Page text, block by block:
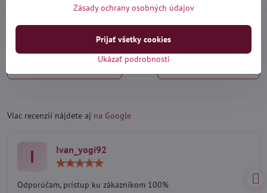
Diskusia 0
Viac recenzií nájdete aj na Google
I Ivan_yogi92
5
Odporúčam, prístup ku zákazníkom 100%
Zásady ochrany osobných údajov
Ukázať podrobnosti
Prijať všetky cookies